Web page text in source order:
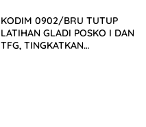
KODIM 0902/BRU TUTUP
LATIHAN GLADI POSKO I DAN
TFG, TINGKATKAN